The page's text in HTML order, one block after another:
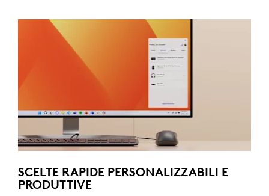
SCELTE RAPIDE PERSONALIZZABILI E
PRODUTTIVE